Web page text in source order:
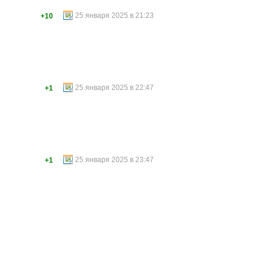
25 января 2025 в 21:23
+10
25 января 2025 в 22:47
+1
25 января 2025 в 23:47
+1